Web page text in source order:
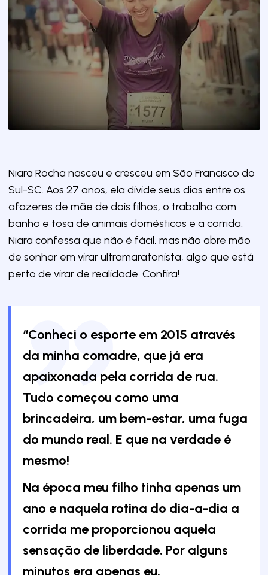
Niara Rocha nasceu e cresceu em São Francisco do
Sul-SC. Aos 27 anos, ela divide seus dias entre os
afazeres de mãe de dois filhos, o trabalho com
banho e tosa de animais domésticos e a corrida.
Niara confessa que não é fácil, mas não abre mão
de sonhar em virar ultramaratonista, algo que está
perto de virar de realidade. Confira!
“Conheci o esporte em 2015 através
da minha comadre, que já era
apaixonada pela corrida de rua.
Tudo começou como uma
brincadeira, um bem-estar, uma fuga
do mundo real. E que na verdade é
mesmo!
Na época meu filho tinha apenas um
ano e naquela rotina do dia-a-dia a
corrida me proporcionou aquela
sensação de liberdade. Por alguns
minutos era apenas eu.